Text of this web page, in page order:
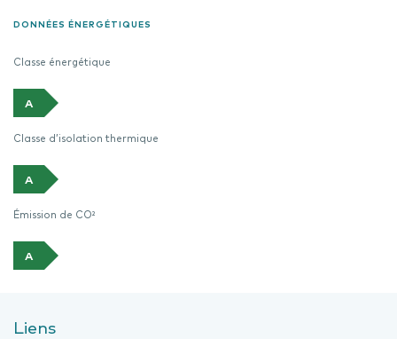
DONNÉES ÉNERGÉTIQUES
Classe énergétique
A
Classe d’isolation thermique
A
Émission de CO²
A
Liens